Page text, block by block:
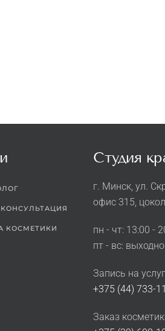
КОСМЕТИКИ
Студия
г. Минск, ул.
офис 315,
пн - чт: 13:00 -
пт - вс:
Запись на
+375 (44) 733-
Заказ